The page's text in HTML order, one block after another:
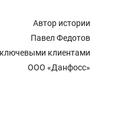
Автор истории
Павел Федотов
клиентами
ООО «Данфосс»